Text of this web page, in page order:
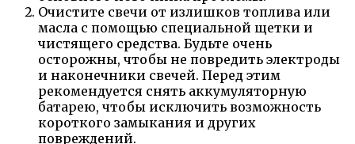
Очистите свечи от излишков топлива или
масла с помощью специальной щетки и
чистящего средства. Будьте очень
осторожны, чтобы не повредить электроды
и наконечники свечей. Перед этим
рекомендуется снять аккумуляторную
батарею, чтобы исключить возможность
короткого замыкания и других
повреждений.